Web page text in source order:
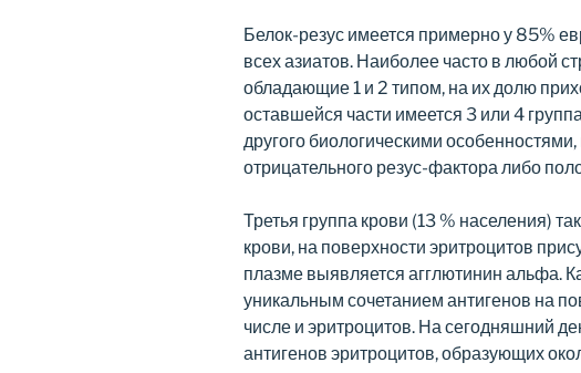
Белок-резус имеется примерно у 85%
всех азиатов. Наиболее часто в любой
обладающие 1 и 2 типом, на их долю
оставшейся части имеется 3 или 4
другого биологическими
отрицательного резус-фактора либо
Третья группа крови (13 % населения)
крови, на поверхности эритроцитов
плазме выявляется агглютинин альфа.
уникальным сочетанием антигенов на
числе и эритроцитов. На сегодняшний
антигенов эритроцитов, образующих